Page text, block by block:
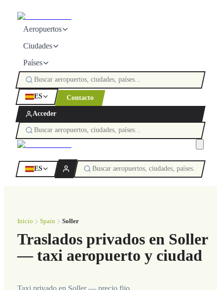
Aeropuertos
Ciudades
Países
ES Contacto
Acceder
ES
Inicio Spain Soller
Traslados privados en Soller
— taxi aeropuerto y ciudad